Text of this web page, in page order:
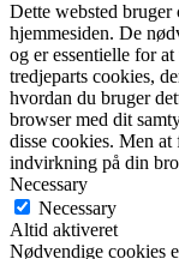
Dette websted bruger
hjemmesiden. De
og er essentielle for
tredjeparts cookies,
hvordan du bruger
browser med dit
disse cookies. Men
indvirkning på din
Necessary
Necessary
Altid aktiveret
Nødvendige cookies